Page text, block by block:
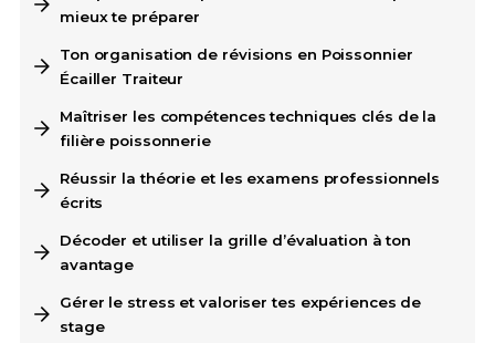
mieux te préparer
Ton organisation de révisions en Poissonnier
Écailler Traiteur
Maîtriser les compétences techniques clés de la
filière poissonnerie
Réussir la théorie et les examens professionnels
écrits
Décoder et utiliser la grille d’évaluation à ton
avantage
Gérer le stress et valoriser tes expériences de
stage